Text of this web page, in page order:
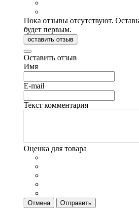
Пока отзывы отсутствуют.
будет первым.
оставить отзыв
Оставить отзыв
Имя
E-mail
Текст комментария
Оценка для товара
Отмена Отправить